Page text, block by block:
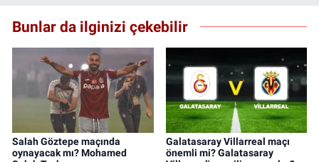
Bunlar da ilginizi çekebilir
Salah Göztepe maçında
oynayacak mı? Mohamed
Galatasaray Villarreal maçı
önemli mi? Galatasaray